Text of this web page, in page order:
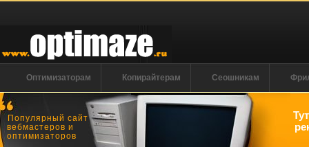
Оптимизаторам Копирайтерам Сеошникам
Популярный сайт
вебмастеров и
оптимизаторов